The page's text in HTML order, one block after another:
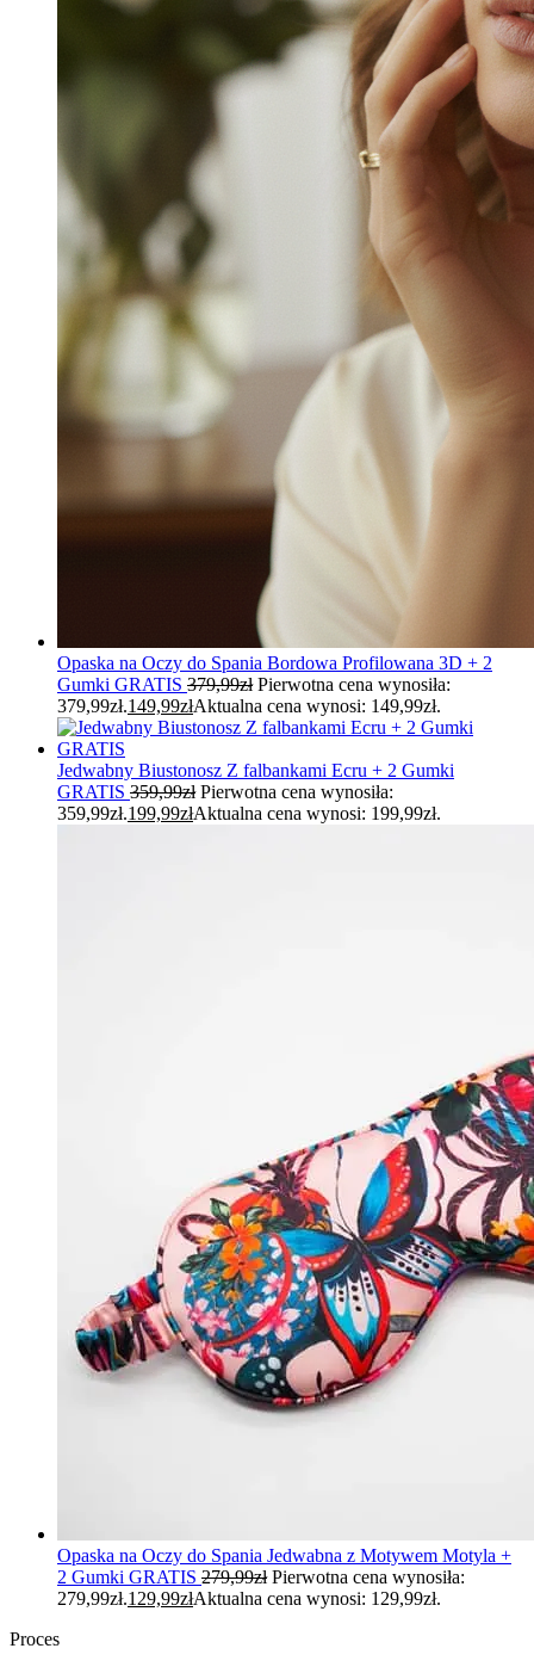
Opaska na Oczy do Spania Bordowa Profilowana 3D + 2
Gumki GRATIS 379,99zł Pierwotna cena wynosiła:
379,99zł.149,99złAktualna cena wynosi: 149,99zł.
Jedwabny Biustonosz Z falbankami Ecru + 2 Gumki
GRATIS 359,99zł Pierwotna cena wynosiła:
359,99zł.199,99złAktualna cena wynosi: 199,99zł.
Opaska na Oczy do Spania Jedwabna z Motywem Motyla +
2 Gumki GRATIS 279,99zł Pierwotna cena wynosiła:
279,99zł.129,99złAktualna cena wynosi: 129,99zł.
Proces